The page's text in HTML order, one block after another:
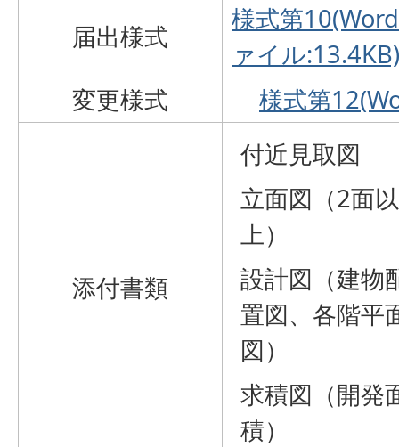
届出様式
様式第
ァイル:13.4KB)
変更様式
様式第
添付書類
付近見取図
立面図（2面以
上）
設計図（建物
置図、各階平
図）
求積図（開発
積）